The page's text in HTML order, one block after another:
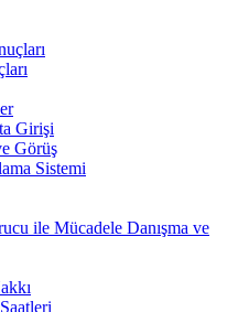
Girişi
Görüş
Sistemi
ile Mücadele Danışma ve